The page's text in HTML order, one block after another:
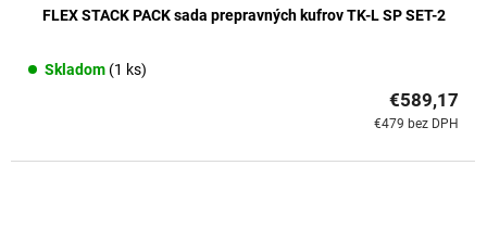
FLEX STACK PACK sada prepravných kufrov TK-L SP SET-2
Skladom (1 ks)
€479 bez DPH
€589,17